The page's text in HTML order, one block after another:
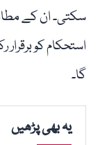
سکتی۔ ان کے
استحکام کو
گا۔
یہ بھی پڑھیں